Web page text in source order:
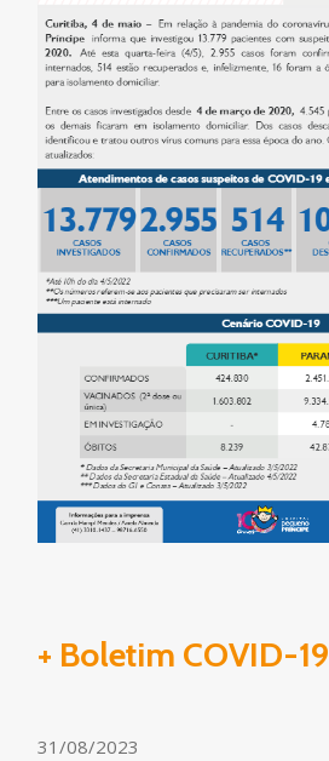
+ Boletim COVID-19
31/08/2023